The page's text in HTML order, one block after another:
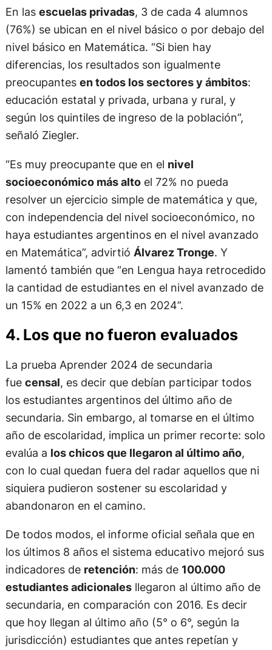
En las escuelas privadas, 3 de cada 4 alumnos
(76%) se ubican en el nivel básico o por debajo del
nivel básico en Matemática. “Si bien hay
diferencias, los resultados son igualmente
preocupantes en todos los sectores y ámbitos:
educación estatal y privada, urbana y rural, y
según los quintiles de ingreso de la población”,
señaló Ziegler.
“Es muy preocupante que en el nivel
socioeconómico más altoel 72% no pueda
resolver un ejercicio simple de matemática y que,
con independencia del nivel socioeconómico, no
haya estudiantes argentinos en el nivel avanzado
en Matemática”, advirtió Álvarez Tronge. Y
lamentó también que “en Lengua haya retrocedido
la cantidad de estudiantes en el nivel avanzado de
un 15% en 2022 a un 6,3 en 2024”.
4. Los que no fueron evaluados
La prueba Aprender 2024 de secundaria
fue censal, es decir que debían participar todos
los estudiantes argentinos del último año de
secundaria. Sin embargo, al tomarse en el último
año de escolaridad, implica un primer recorte: solo
evalúa a los chicos que llegaron al último año,
con lo cual quedan fuera del radar aquellos que ni
siquiera pudieron sostener su escolaridad y
abandonaron en el camino.
De todos modos, el informe oficial señala que en
los últimos 8 años el sistema educativo mejoró sus
indicadores de retención: más de 100.000
estudiantes adicionalesllegaron al último año de
secundaria, en comparación con 2016. Es decir
que hoy llegan al último año (5° o 6°, según la
jurisdicción) estudiantes que antes repetían y